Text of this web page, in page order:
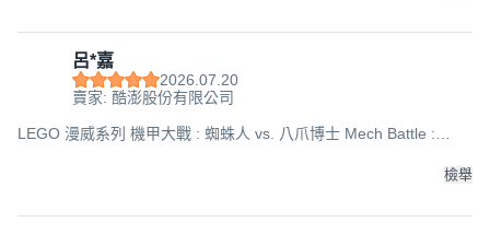
呂*嘉
2026.07.20
賣家: 酷澎股份有限公司
LEGO 漫威系列 機甲大戰 : 蜘蛛人 vs. 八爪博士 Mech Battle :
檢舉